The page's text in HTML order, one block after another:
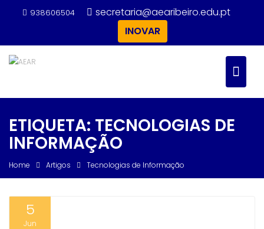
938606504
secretaria@aearibeiro.edu.pt
INOVAR
ETIQUETA: TECNOLOGIAS DE
INFORMAÇÃO
Home Artigos Tecnologias de Informação
5
Jun